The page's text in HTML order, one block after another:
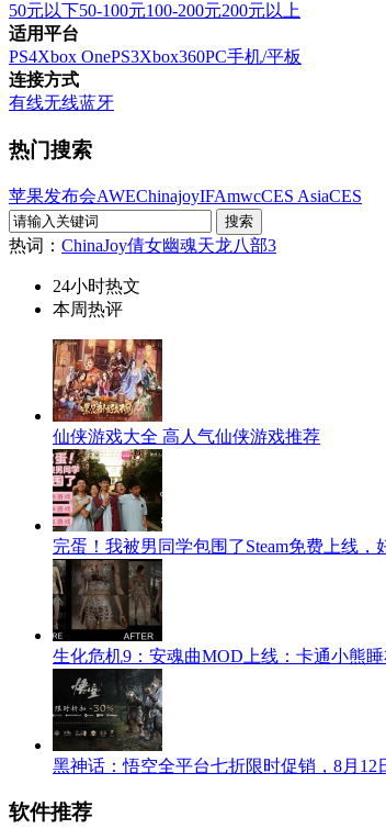
50元以下50-100元100-200元200元以上
适用平台
PS4Xbox OnePS3Xbox360PC手机/平板
连接方式
有线无线蓝牙
热门搜索
苹果发布会AWEChinajoyIFAmwcCES AsiaCES
热词： ChinaJoy倩女幽魂天龙八部3
24小时热文
本周热评
仙侠游戏大全 高人气仙侠游戏推荐
完蛋！我被男同学包围了Steam免费上线
生化危机9：安魂曲MOD上线：卡通小熊
黑神话：悟空全平台七折限时促销，8月12
软件推荐